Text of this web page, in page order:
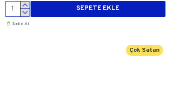
SEPETE EKLE
Satın Al
Çok Satan